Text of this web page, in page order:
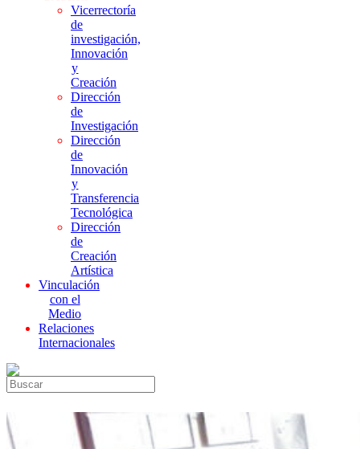
Vicerrectoría
de
investigación,
Innovación
y
Creación
Dirección
de
Investigación
Dirección
de
Innovación
y
Transferencia
Tecnológica
Dirección
de
Creación
Artística
Vinculación
con el
Medio
Relaciones
Internacionales